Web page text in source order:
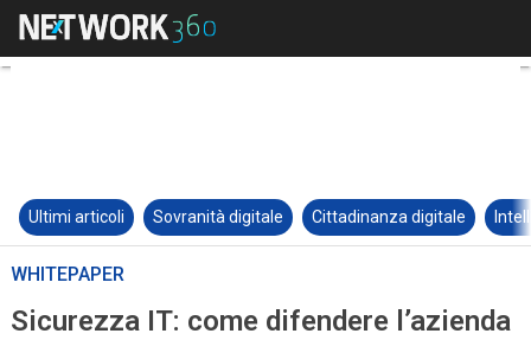
Ultimi articoli Sovranità digitale Cittadinanza digitale
WHITEPAPER
Sicurezza IT: come difendere l’azienda